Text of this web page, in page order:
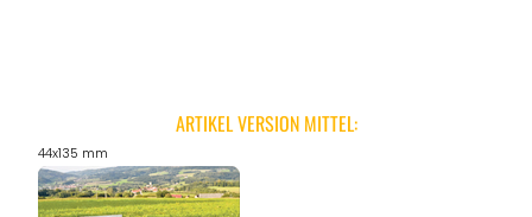
ARTIKEL VERSION MITTEL:
44x135 mm